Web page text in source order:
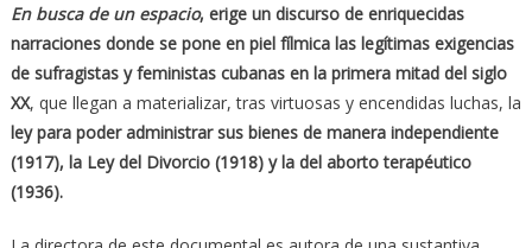
En busca de un espacio, erige un discurso de enriquecidas
narraciones donde se pone en piel fílmica las legítimas exigencias
de sufragistas y feministas cubanas en la primera mitad del siglo
XX, que llegan a materializar, tras virtuosas y encendidas luchas, la
ley para poder administrar sus bienes de manera independiente
(1917), la Ley del Divorcio (1918) y la del aborto terapéutico
(1936).